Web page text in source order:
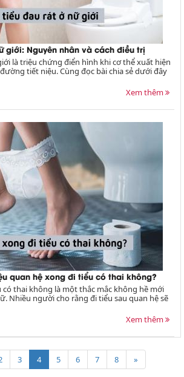
giới: Nguyên nhân và cách điều trị
là triệu chứng điển hình khi cơ thể xuất hiện
tiết niệu. Cùng đọc bài chia sẻ dưới đây
Xem thêm
quan hệ xong đi tiểu có thai không?
có thai không là một thắc mắc không hề mới
Nhiều người cho rằng đi tiểu sau quan hệ sẽ
Xem thêm
3 4 5 6 7 8 »